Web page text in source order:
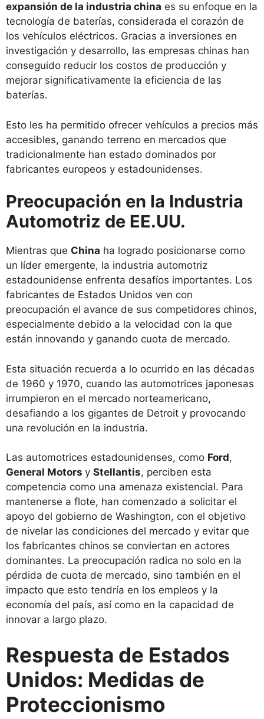
expansión de la industria china es su enfoque en la
tecnología de baterías, considerada el corazón de
los vehículos eléctricos. Gracias a inversiones en
investigación y desarrollo, las empresas chinas han
conseguido reducir los costos de producción y
mejorar significativamente la eficiencia de las
baterías.
Esto les ha permitido ofrecer vehículos a precios más
accesibles, ganando terreno en mercados que
tradicionalmente han estado dominados por
fabricantes europeos y estadounidenses.
Preocupación en la Industria
Automotriz de EE.UU.
Mientras que China ha logrado posicionarse como
un líder emergente, la industria automotriz
estadounidense enfrenta desafíos importantes. Los
fabricantes de Estados Unidos ven con
preocupación el avance de sus competidores chinos,
especialmente debido a la velocidad con la que
están innovando y ganando cuota de mercado.
Esta situación recuerda a lo ocurrido en las décadas
de 1960 y 1970, cuando las automotrices japonesas
irrumpieron en el mercado norteamericano,
desafiando a los gigantes de Detroit y provocando
una revolución en la industria.
Las automotrices estadounidenses, como Ford,
General Motors y Stellantis, perciben esta
competencia como una amenaza existencial. Para
mantenerse a flote, han comenzado a solicitar el
apoyo del gobierno de Washington, con el objetivo
de nivelar las condiciones del mercado y evitar que
los fabricantes chinos se conviertan en actores
dominantes. La preocupación radica no solo en la
pérdida de cuota de mercado, sino también en el
impacto que esto tendría en los empleos y la
economía del país, así como en la capacidad de
innovar a largo plazo.
Respuesta de Estados
Unidos: Medidas de
Proteccionismo